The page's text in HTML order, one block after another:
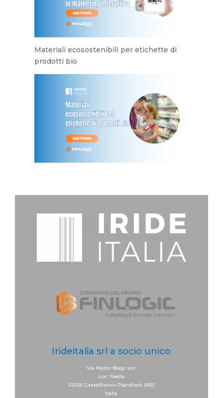
Materiali ecosostenibili per etichette di
prodotti bio
Irideitalia srl a socio unico
Via Marco Biagi snc
Loc. Faella
52026 Castelfranco Piandiscò (AR)
Italia